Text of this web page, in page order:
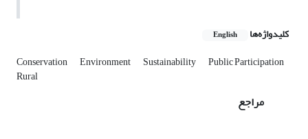
کلیدواژه‌ها English
Conservation Environment Sustainability Public Participation
Rural
مراجع